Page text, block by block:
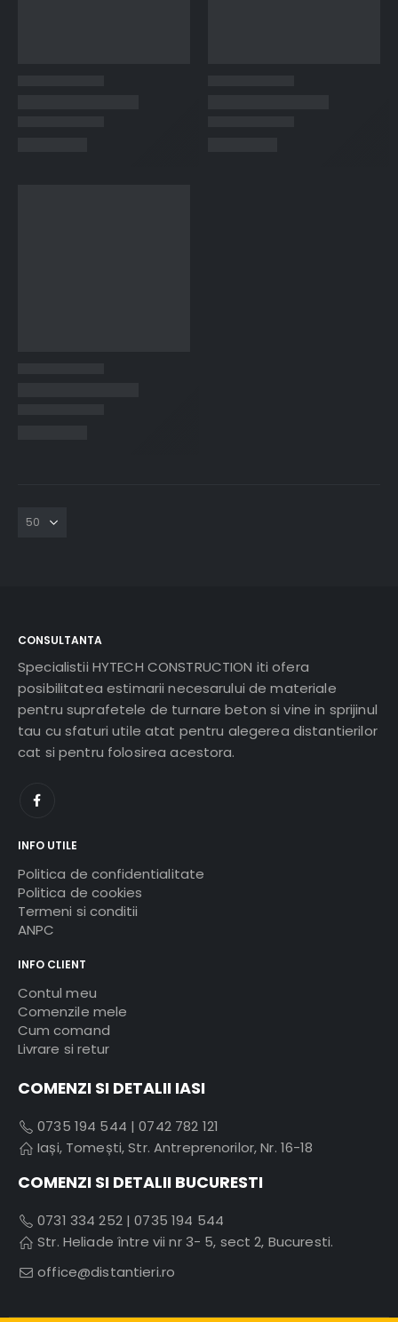
CONSULTANTA
Specialistii HYTECH CONSTRUCTION iti ofera
posibilitatea estimarii necesarului de materiale
pentru suprafetele de turnare beton si vine in sprijinul
tau cu sfaturi utile atat pentru alegerea distantierilor
cat si pentru folosirea acestora.
INFO UTILE
Politica de confidentialitate
Politica de cookies
Termeni si conditii
ANPC
INFO CLIENT
Contul meu
Comenzile mele
Cum comand
Livrare si retur
COMENZI SI DETALII IASI
0735 194 544 |0742 782 121
Iași, Tomești, Str. Antreprenorilor, Nr. 16-18
COMENZI SI DETALII BUCURESTI
0731 334 252|0735 194 544
Str. Heliade între vii nr 3- 5, sect 2, Bucuresti.
office@distantieri.ro